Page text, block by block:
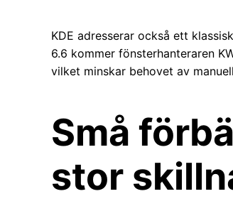
KDE adresserar också ett
6.6 kommer fönsterhanteraren
vilket minskar behovet av
Små
stor